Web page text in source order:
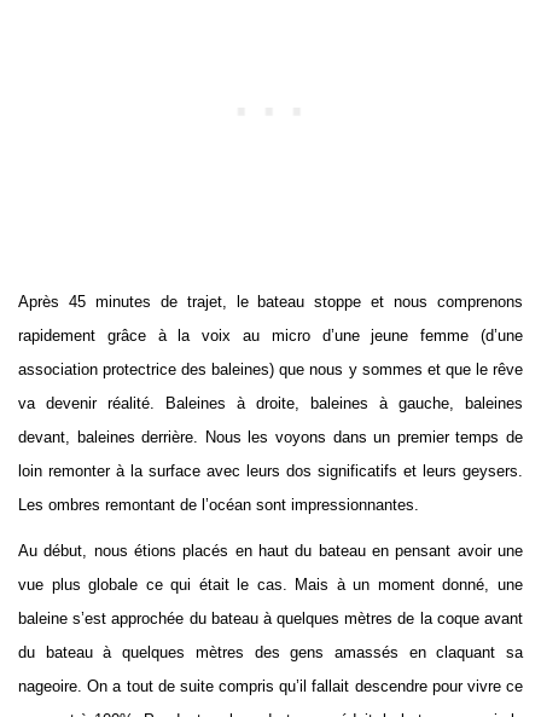
Après 45 minutes de trajet, le bateau stoppe et nous comprenons
rapidement grâce à la voix au micro d’une jeune femme (d’une
association protectrice des baleines) que nous y sommes et que le rêve
va devenir réalité. Baleines à droite, baleines à gauche, baleines
devant, baleines derrière. Nous les voyons dans un premier temps de
loin remonter à la surface avec leurs dos significatifs et leurs geysers.
Les ombres remontant de l’océan sont impressionnantes.
Au début, nous étions placés en haut du bateau en pensant avoir une
vue plus globale ce qui était le cas. Mais à un moment donné, une
baleine s’est approchée du bateau à quelques mètres de la coque avant
du bateau à quelques mètres des gens amassés en claquant sa
nageoire. On a tout de suite compris qu’il fallait descendre pour vivre ce